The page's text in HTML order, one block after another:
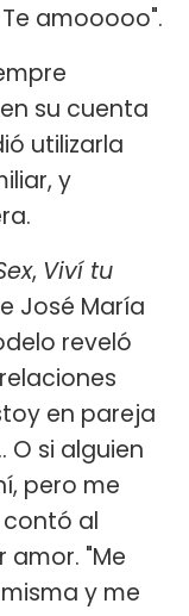
Te amooooo".
su cuenta
utilizarla
y
, Viví tu
José María
reveló
en pareja
si alguien
pero me
al
"Me
y me